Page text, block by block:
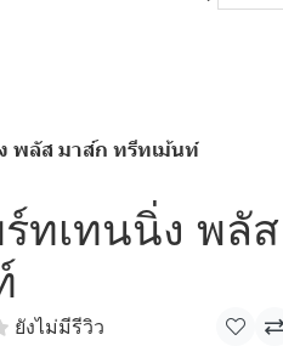
พลัส มาส์ก ทรีทเม้นท์
ทเทนนิ่ง พลัส
ยังไม่มีรีวิว